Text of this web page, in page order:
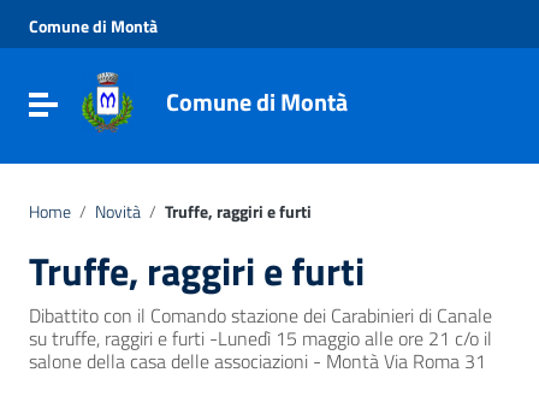
Vai al menu di navigazione
Vai al footer
Comune di Montà
Toggle navigationComune di Montà
Home / Novità / Truffe, raggiri e furti
Truffe, raggiri e furti
Dibattito con il Comando stazione dei Carabinieri di Canale
su truffe, raggiri e furti -Lunedì 15 maggio alle ore 21 c/o il
salone della casa delle associazioni - Montà Via Roma 31